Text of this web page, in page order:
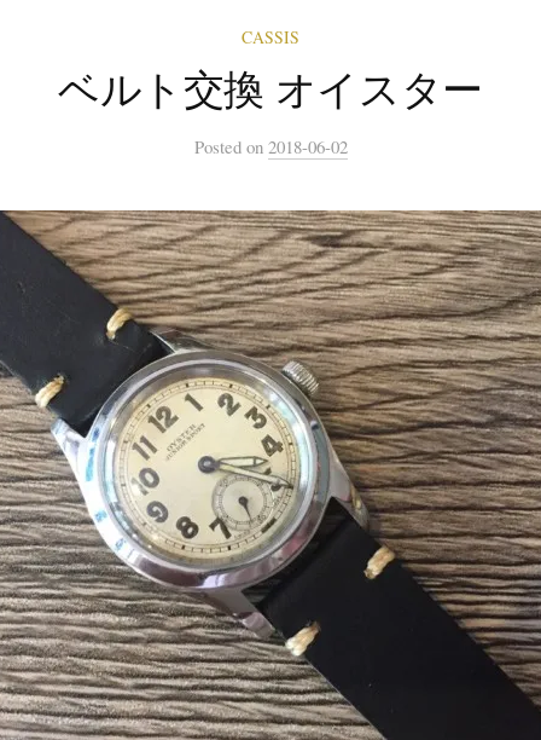
CASSIS
ベルト交換 オイスター
Posted on 2018-06-02